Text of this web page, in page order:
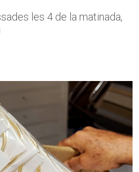
les 4 de la matinada,